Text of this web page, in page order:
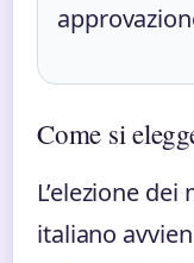
Come si
L’elezione
italiano